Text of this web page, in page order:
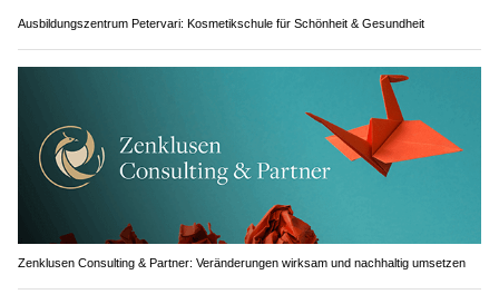
Ausbildungszentrum Petervari: Kosmetikschule für Schönheit & Gesundheit
Zenklusen Consulting & Partner: Veränderungen wirksam und nachhaltig umsetzen